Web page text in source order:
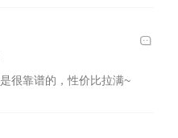
很靠谱的，性价比拉满~